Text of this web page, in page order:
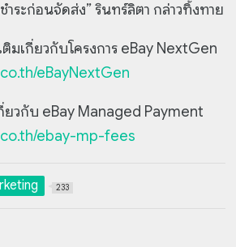
ำระก่อนจัดส่ง” รินทร์ลิตา กล่าวทิ้งทาย
ติมเกี่ยวกับโครงการ eBay NextGen
eBayNextGen
ยวกับ eBay Managed Payment
ebay-mp-fees
233